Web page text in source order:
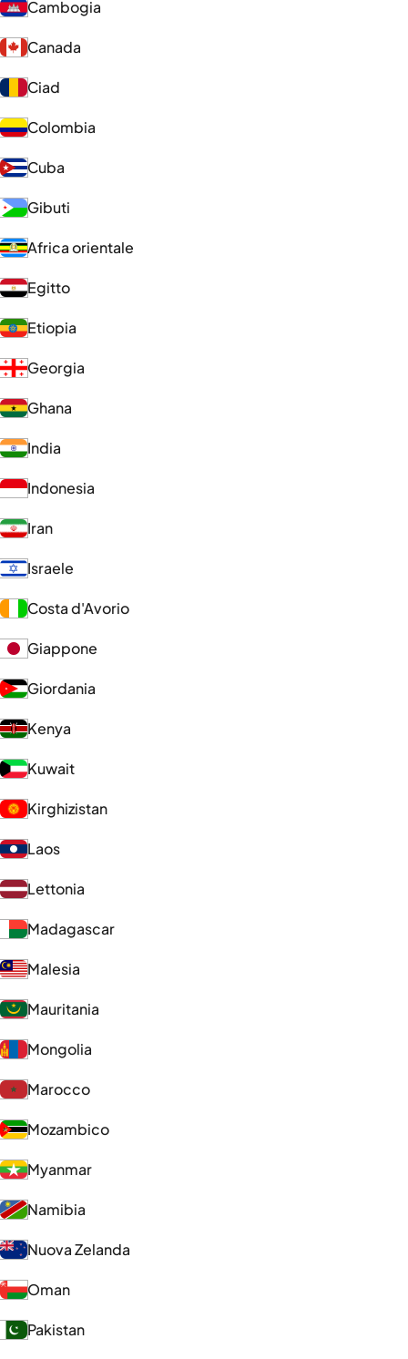
Cambogia
Canada
Ciad
Colombia
Cuba
Gibuti
Africa orientale
Egitto
Etiopia
Georgia
Ghana
India
Indonesia
Iran
Israele
Costa d'Avorio
Giappone
Giordania
Kenya
Kuwait
Kirghizistan
Laos
Lettonia
Madagascar
Malesia
Mauritania
Mongolia
Marocco
Mozambico
Myanmar
Namibia
Nuova Zelanda
Oman
Pakistan